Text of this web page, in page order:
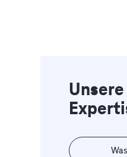
Unsere